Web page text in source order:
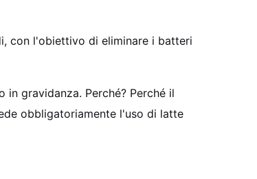
con l'obiettivo di eliminare i batteri
in gravidanza. Perché? Perché il
obbligatoriamente l'uso di latte